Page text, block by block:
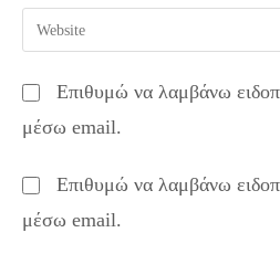
comment
email
address
comment
Enter
your
URL
(optional)
Επιθυμώ να λαμβάνω
μέσω email.
Επιθυμώ να λαμβάνω
μέσω email.